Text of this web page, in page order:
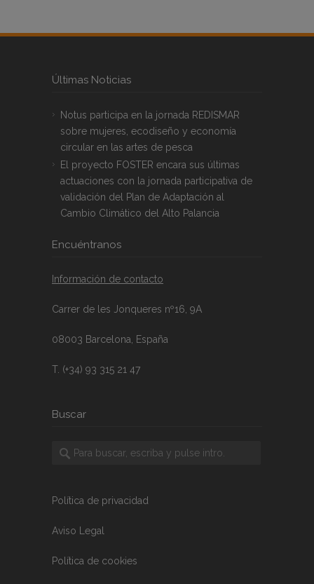
Últimas Noticias
Notus participa en la jornada REDISMAR
sobre mujeres, ecodiseño y economía
circular en las artes de pesca
El proyecto FOSTER encara sus últimas
actuaciones con la jornada participativa de
validación del Plan de Adaptación al
Cambio Climático del Alto Palancia
Encuéntranos
Información de contacto
Carrer de les Jonqueres nº16, 9A
08003 Barcelona, España
T. (+34) 93 315 21 47
Buscar
Política de privacidad
Aviso Legal
Política de cookies